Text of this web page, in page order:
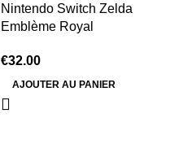
Nintendo Switch Zelda
Emblème Royal
€32.00
AJOUTER AU PANIER